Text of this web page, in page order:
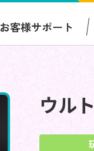
お客様サポート
ウル